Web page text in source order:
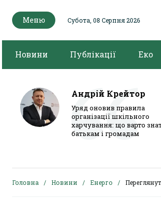
Меню Субота, 08 Серпня 2026
Новини Публікації Еко
Андрій Крейтор
Уряд оновив правила
організації шкільного
харчування: що варто
батькам і громадам
Головна Новини Енерго